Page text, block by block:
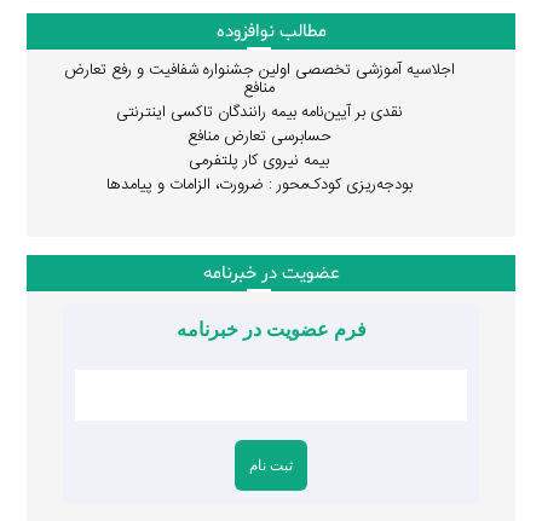
مطالب نوافزوده
اجلاسیه آموزشی تخصصی اولین جشنواره شفافیت و رفع تعارض
منافع
نقدی بر آیین‌نامه بیمه رانندگان تاکسی اینترنتی
حسابرسی تعارض منافع
بیمه نیروی کار پلتفرمی
بودجه‌ریزی کودک‌محور : ضرورت، الزامات و پیامدها
عضویت در خبرنامه
فرم عضویت در خبرنامه